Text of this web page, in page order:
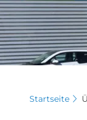
Startseite